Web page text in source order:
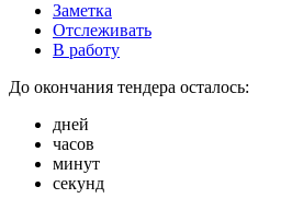
Заметка
Отслеживать
В работу
До окончания тендера осталось:
дней
часов
минут
секунд